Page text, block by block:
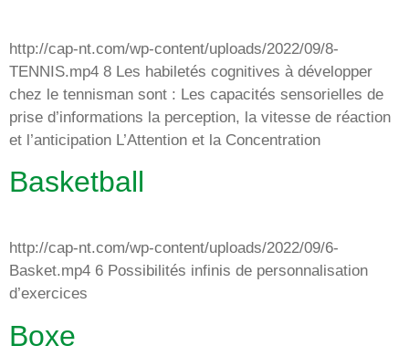
http://cap-nt.com/wp-content/uploads/2022/09/8-
TENNIS.mp4 8 Les habiletés cognitives à développer
chez le tennisman sont : Les capacités sensorielles de
prise d’informations la perception, la vitesse de réaction
et l’anticipation L’Attention et la Concentration
Basketball
http://cap-nt.com/wp-content/uploads/2022/09/6-
Basket.mp4 6 Possibilités infinis de personnalisation
d’exercices
Boxe